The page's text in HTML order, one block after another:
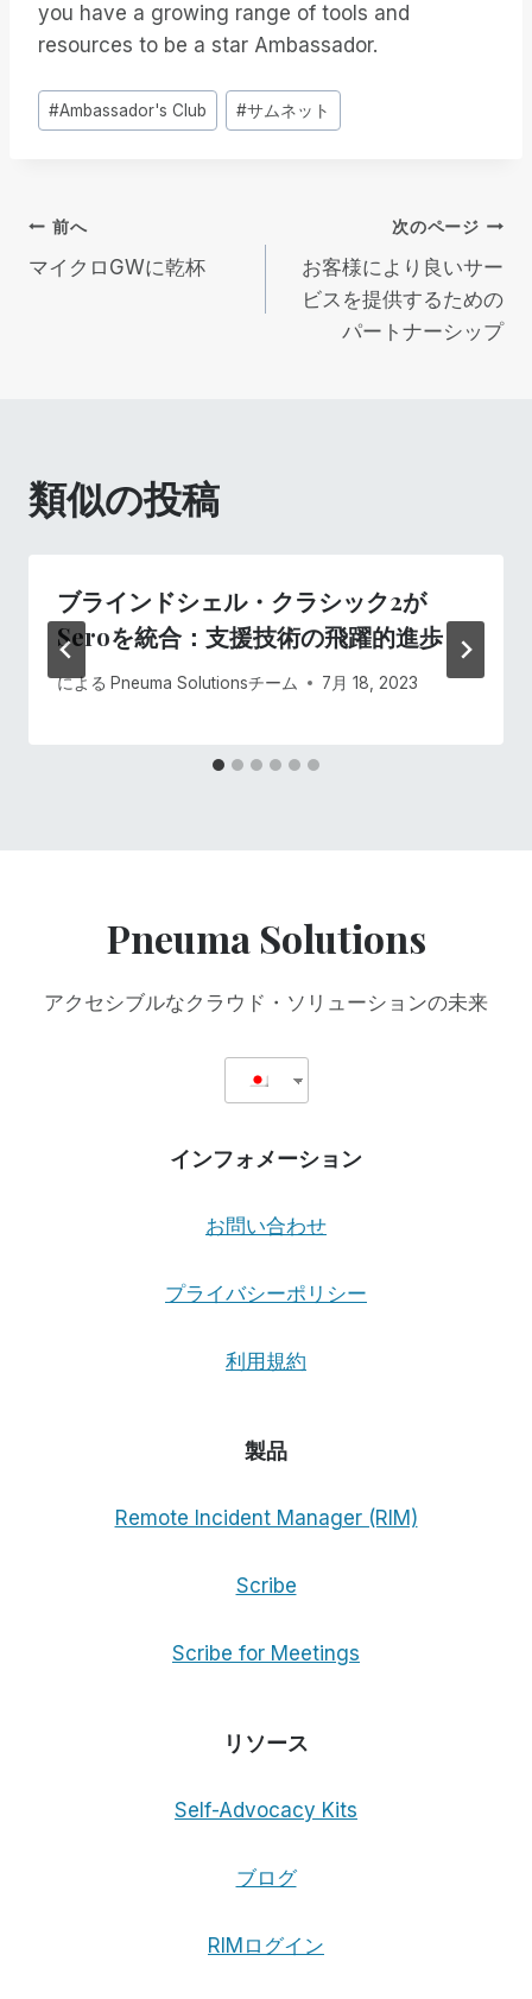
you have a growing range of tools and
resources to be a star Ambassador.
投
稿
#Ambassador's Club #サムネット
投
稿
ー
ョ
ン
前へ
マイクロGWに乾杯
次のページ
お客様により良いサー
ビスを提供するための
パートナーシップ
類似の投稿
ブラインドシェル・クラシック2が
Seroを統合：支援技術の飛躍的進歩
による Pneuma Solutionsチーム 7月 18, 2023
Pneuma Solutions
アクセシブルなクラウド・ソリューションの未来
インフォメーション
お問い合わせ
プライバシーポリシー
利用規約
製品
Remote Incident Manager (RIM)
Scribe
Scribe for Meetings
リソース
Self-Advocacy Kits
ブログ
RIMログイン